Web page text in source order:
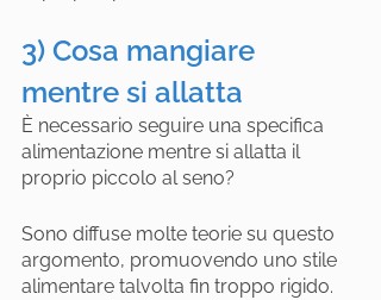
3) Cosa mangiare
mentre si allatta
È necessario seguire una specifica
alimentazione mentre si allatta il
proprio piccolo al seno?
Sono diffuse molte teorie su questo
argomento, promuovendo uno stile
alimentare talvolta fin troppo rigido.